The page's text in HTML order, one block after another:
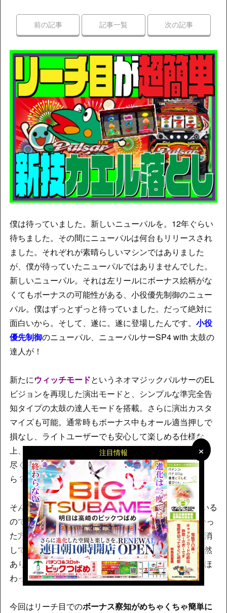
×
×
注目情報
前の記事 記事一覧 次の記事
僕は待っていました。新しいニューパルを。12年ぐらい
待ちました。その間にニューパルは何台もリリースされ
ました。それぞれが素晴らしいマシンではありました
が、僕が待っていたニューパルではありませんでした。
新しいニューパル。それは左リールにボーナス絵柄がな
くてもボーナスの可能性がある、小役優先制御のニュー
パル。僕はずっとずっと待っていました。だって絶対に
面白いから。そして、遂に。遂に登場したんです。 小役
優先制御のニューパル、ニューパルサーSP4 with 太鼓の
達人が！
新たにウィッチモードというネオマジックパルサーのEL
ビジョンを再現した演出モードと、シンプルな準完全告
知タイプの太鼓の達人モードを搭載。さらに演出カスタ
マイズも可能。通常時もボーナス中もオール適当押しで
損なし、ライトユーザーでも安心して楽しめる仕様な
上、BIGの獲得枚数が280枚かつBIG偏向タイプ…至れり
尽くせりって、この台の為にある言葉だったのかし
ら？恐ろしい子っ！
そんなニューパルsp4ですが、まだ打っていない方もいる
のでは？ もしくは打ったけど面白さがよくわからなかっ
た方とか。いいですか、まずニューパルへの先入観を消
してください。リーチ目が難しいとか、そんなこと全然
ありません。コツさえ掴めば、簡単に出目でハートがほ
わっとなる最高のマシンなんですから。
今回はリーチ目でのボーナス察知がめちゃくちゃ簡単に